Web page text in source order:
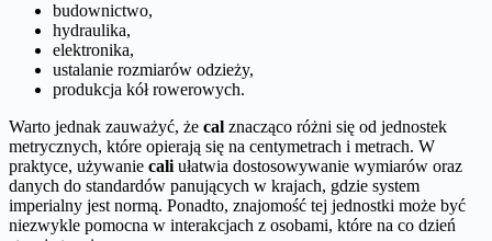
budownictwo,
hydraulika,
elektronika,
ustalanie rozmiarów odzieży,
produkcja kół rowerowych.
Warto jednak zauważyć, że cal znacząco różni się od jednostek
metrycznych, które opierają się na centymetrach i metrach. W
praktyce, używanie cali ułatwia dostosowywanie wymiarów oraz
danych do standardów panujących w krajach, gdzie system
imperialny jest normą. Ponadto, znajomość tej jednostki może być
niezwykle pomocna w interakcjach z osobami, które na co dzień